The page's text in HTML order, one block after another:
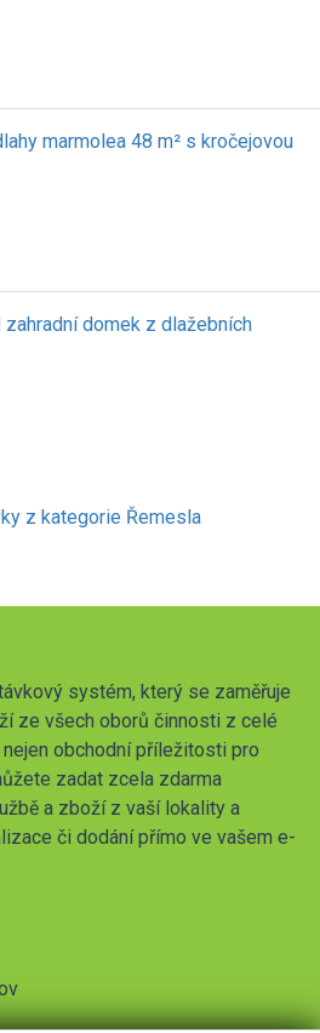
marmolea 48 m² s kročejovou
domek z dlažebních
z kategorie Řemesla
systém, který se zaměřuje
ze všech oborů činnosti z celé
obchodní příležitosti pro
zadat zcela zdarma
a zboží z vaší lokality a
či dodání přímo ve vašem e-